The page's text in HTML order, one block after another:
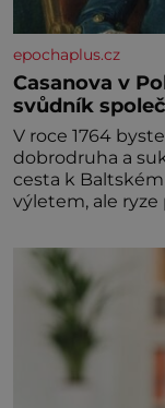
epochaplus.cz
Casanova v
svůdník
V roce 1764
dobrodruha a
cesta k
výletem, ale
procházel
kontaktoval
oblasti žádným